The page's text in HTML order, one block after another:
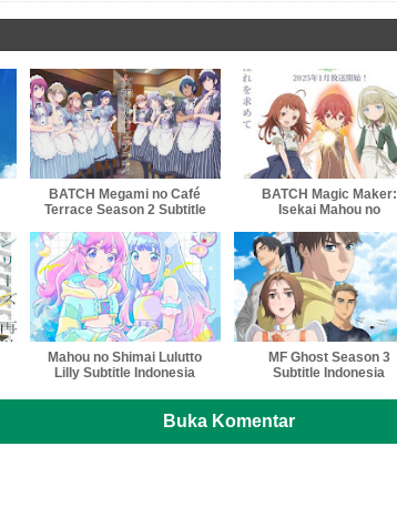
BATCH Megami no Café
Terrace Season 2 Subtitle
BATCH Magic Maker:
Isekai Mahou no
Indonesia
Mahou no Shimai Lulutto
Lilly Subtitle Indonesia
MF Ghost Season 3
Subtitle Indonesia
Buka Komentar